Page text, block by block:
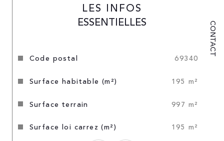
CONTACT
LES INFOS
ESSENTIELLES
Caractéristiques Valeurs
code postal 69340
surface habitable (m²) 195 m²
surface terrain 997 m²
surface loi carrez (m²) 195 m²